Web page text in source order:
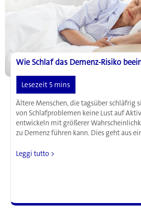
Erkrankungen
beeinflussen
Wie Schlaf das Demenz-Risiko
Ältere Menschen, die tagsüber schläfrig
von Schlafproblemen keine Lust auf
entwickeln mit größerer
zu Demenz führen kann. Dies geht aus
Wie
beeinflusst
Leggi tutto >